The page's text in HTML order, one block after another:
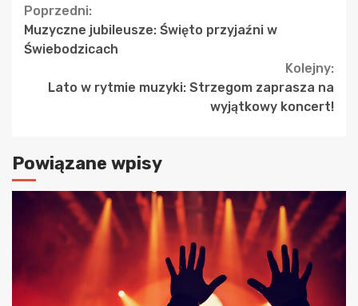
Continue
Reading
Poprzedni:
Muzyczne jubileusze: Święto przyjaźni w
Świebodzicach
Kolejny:
Lato w rytmie muzyki: Strzegom zaprasza na
wyjątkowy koncert!
Powiązane wpisy